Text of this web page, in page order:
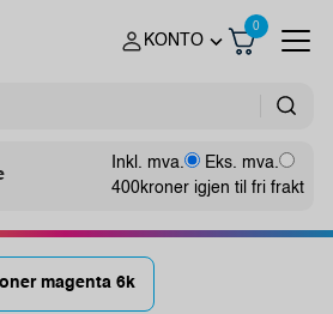
KONTO
0
Inkl. mva.
Eks. mva.
400kroner igjen til fri frakt
magenta 6k